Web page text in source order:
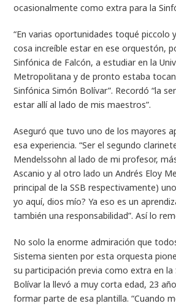
ocasionalmente como extra para la
“En varias oportunidades toqué piccolo
cosa increíble estar en ese orquestón,
Sinfónica de Falcón, a estudiar en la
Metropolitana y de pronto estaba
Sinfónica Simón Bolívar”. Recordó “la
estar allí al lado de mis maestros”.
Aseguró que tuvo uno de los mayores
esa experiencia. “Ser el segundo
Mendelssohn al lado de mi profesor,
Ascanio y al otro lado un Andrés Eloy
principal de la SSB respectivamente)
yo aquí, dios mío? Ya eso es un
también una responsabilidad”. Así lo
No solo la enorme admiración que
Sistema sienten por esta orquesta
su participación previa como extra en la
Bolívar la llevó a muy corta edad, 23
formar parte de esa plantilla. “Cuando